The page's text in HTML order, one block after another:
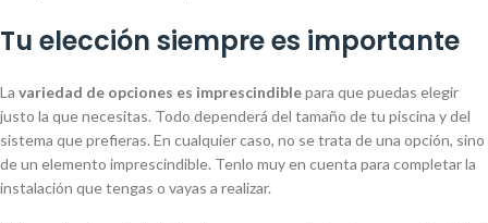
Tu elección siempre es importante
La variedad de opciones es imprescindiblepara que puedas elegir
justo la que necesitas. Todo dependerá del tamaño de tu piscina y del
sistema que prefieras. En cualquier caso, no se trata de una opción, sino
de un elemento imprescindible. Tenlo muy en cuenta para completar la
instalación que tengas o vayas a realizar.